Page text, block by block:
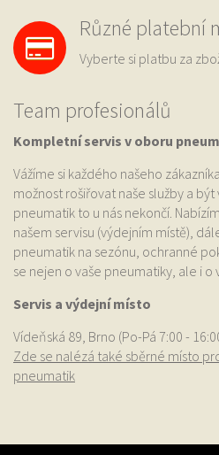
Různé platební
Vyberte si platbu za
Team profesionálů
Kompletní servis v oboru
Vážíme si každého našeho
možnost rošiřovat naše služby a
pneumatik to u nás nekončí.
našem servisu (výdejním místě),
pneumatik na sezónu, ochranné
se nejen o vaše pneumatiky, ale i o
Servis a výdejní místo
Vídeňská 89, Brno (Po-Pá 7:00 -
Zde se nalézá také sběrné místo
pneumatik